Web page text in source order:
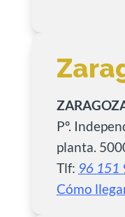
Pº.
planta.
Tlf: 96 151
Cómo